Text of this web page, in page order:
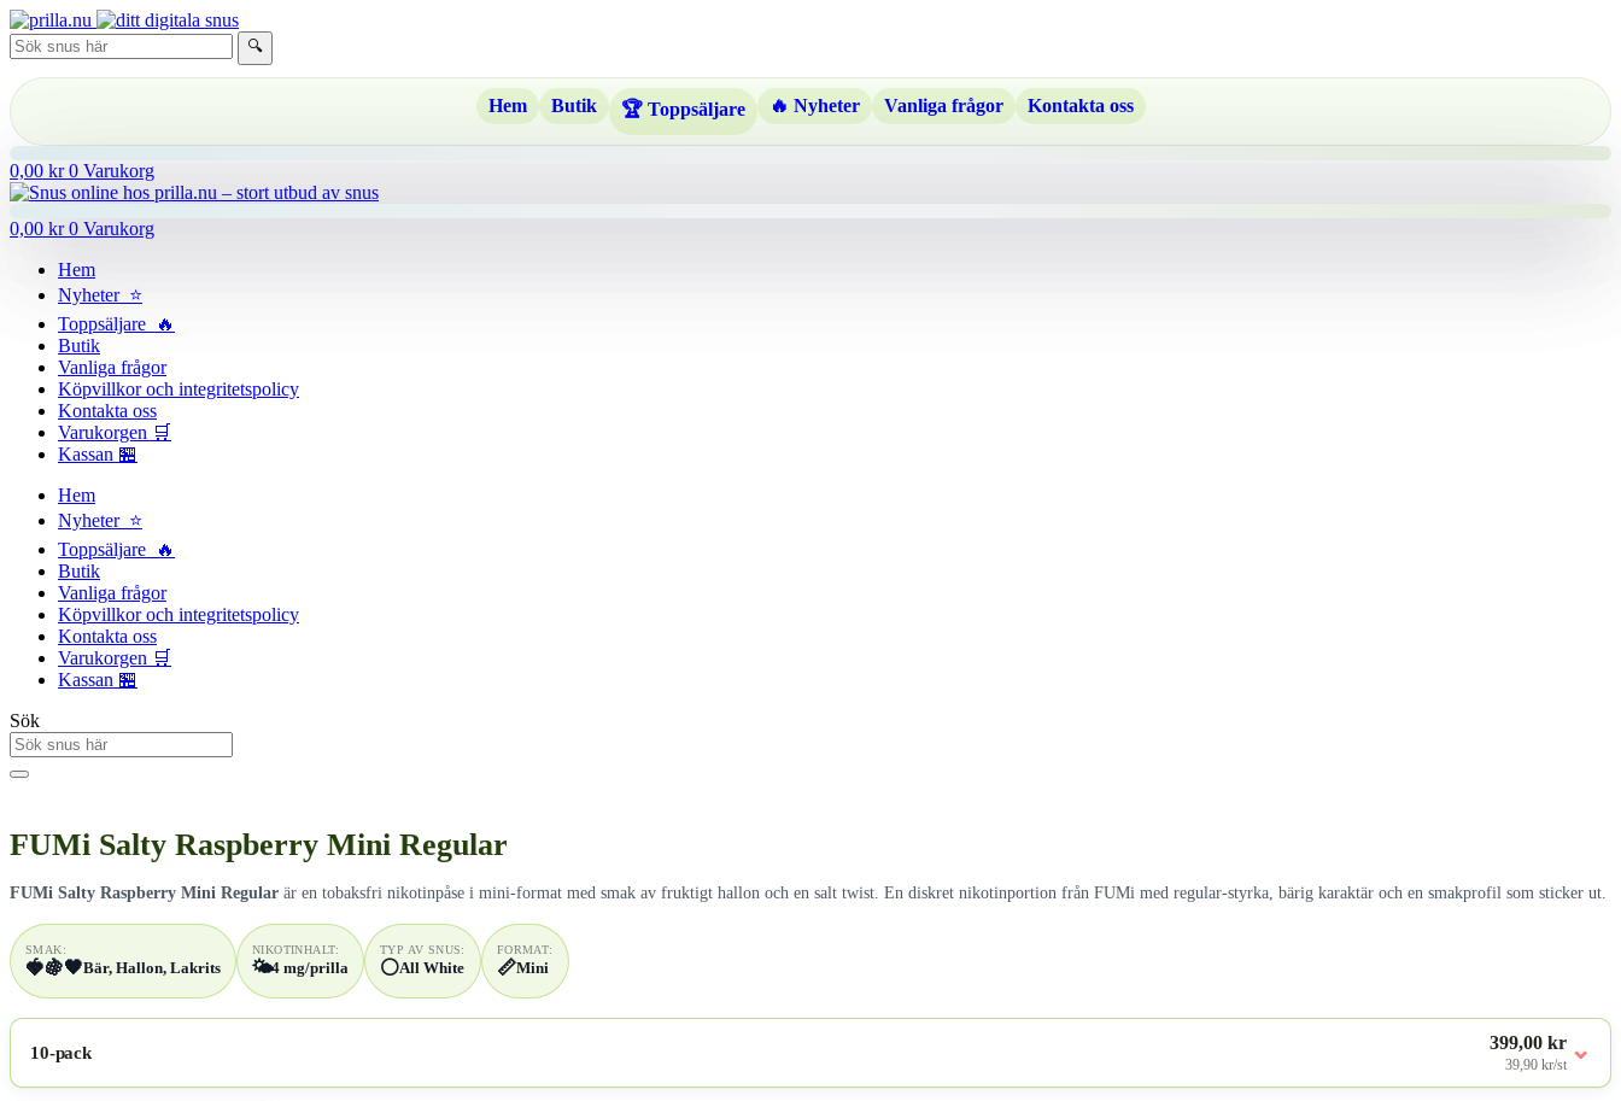
Hoppa
till
innehåll
🔍
Hem Butik 🏆 Toppsäljare 🔥 Nyheter Vanliga frågor Kontakta oss
0,00 kr 0 Varukorg
0,00 kr 0 Varukorg
Hem
Nyheter ⭐
Toppsäljare 🔥
Butik
Vanliga frågor
Köpvillkor och integritetspolicy
Kontakta oss
Varukorgen 🛒
Kassan 🏪
Hem
Nyheter ⭐
Toppsäljare 🔥
Butik
Vanliga frågor
Köpvillkor och integritetspolicy
Kontakta oss
Varukorgen 🛒
Kassan 🏪
Sök
FUMi Salty Raspberry Mini Regular
FUMi Salty Raspberry Mini Regular är en tobaksfri nikotinpåse i mini-format med smak av fruktigt hallon och en salt twist. En diskret nikotinportion från FUMi med regular-styrka, bärig karaktär och en smakprofil som sticker ut.
SMAK:
🍓🍇🖤Bär, Hallon, Lakrits
NIKOTINHALT:
🌤️4 mg/prilla
TYP AV SNUS:
⚪All White
FORMAT:
📏Mini
10-pack 399,00 kr
39,90 kr/st ⌄